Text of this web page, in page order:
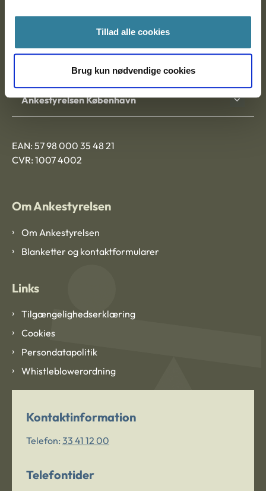
Tillad alle cookies
Brug kun nødvendige cookies
9000 Aalborg
Ankestyrelsen Aalborg
Ankestyrelsen København
EAN: 57 98 000 35 48 21
CVR: 1007 4002
Om Ankestyrelsen
Om Ankestyrelsen
Blanketter og kontaktformularer
Links
Tilgængelighedserklæring
Cookies
Persondatapolitik
Whistleblowerordning
Kontaktinformation
Telefon: 33 41 12 00
Telefontider